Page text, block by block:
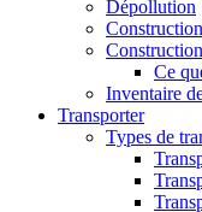
Dépollution
Ce
Inventaire
Transporter
Types de